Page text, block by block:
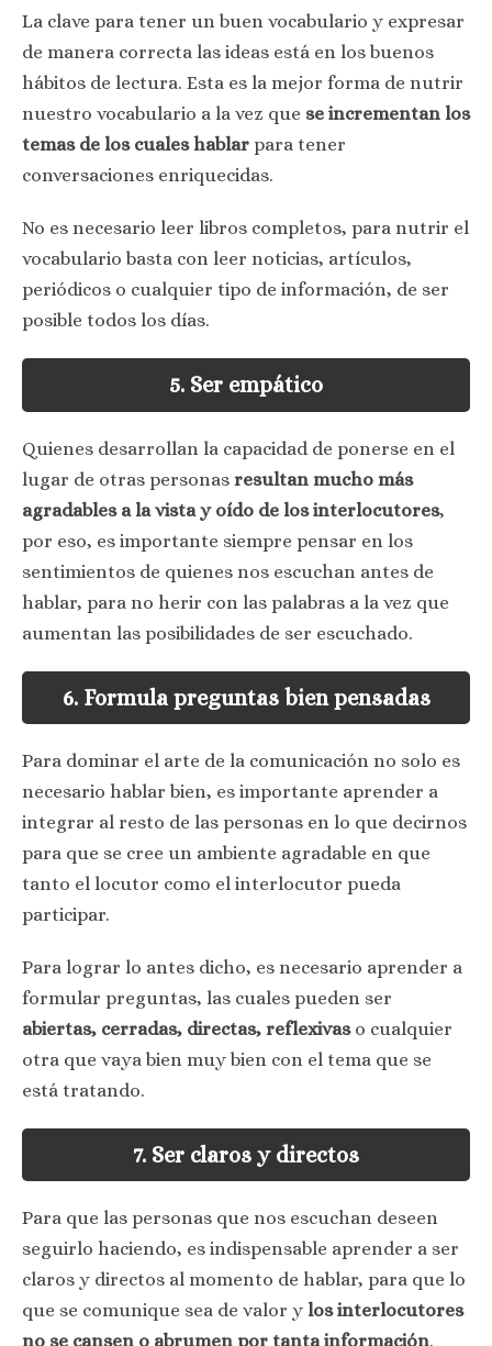
La clave para tener un buen vocabulario y expresar
de manera correcta las ideas está en los buenos
hábitos de lectura. Esta es la mejor forma de nutrir
nuestro vocabulario a la vez que se incrementan los
temas de los cuales hablar para tener
conversaciones enriquecidas.
No es necesario leer libros completos, para nutrir el
vocabulario basta con leer noticias, artículos,
periódicos o cualquier tipo de información, de ser
posible todos los días.
5. Ser empático
Quienes desarrollan la capacidad de ponerse en el
lugar de otras personas resultan mucho más
agradables a la vista y oído de los interlocutores,
por eso, es importante siempre pensar en los
sentimientos de quienes nos escuchan antes de
hablar, para no herir con las palabras a la vez que
aumentan las posibilidades de ser escuchado.
6. Formula preguntas bien pensadas
Para dominar el arte de la comunicación no solo es
necesario hablar bien, es importante aprender a
integrar al resto de las personas en lo que decirnos
para que se cree un ambiente agradable en que
tanto el locutor como el interlocutor pueda
participar.
Para lograr lo antes dicho, es necesario aprender a
formular preguntas, las cuales pueden ser
abiertas, cerradas, directas, reflexivaso cualquier
otra que vaya bien muy bien con el tema que se
está tratando.
7. Ser claros y directos
Para que las personas que nos escuchan deseen
seguirlo haciendo, es indispensable aprender a ser
claros y directos al momento de hablar, para que lo
que se comunique sea de valor y los interlocutores
no se cansen o abrumen por tanta información.